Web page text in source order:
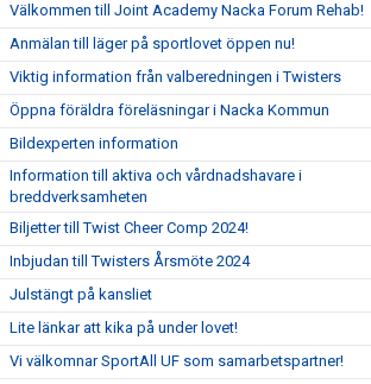
Välkommen till Joint Academy Nacka Forum Rehab!
Anmälan till läger på sportlovet öppen nu!
Viktig information från valberedningen i Twisters
Öppna föräldra föreläsningar i Nacka Kommun
Bildexperten information
Information till aktiva och vårdnadshavare i
breddverksamheten
Biljetter till Twist Cheer Comp 2024!
Inbjudan till Twisters Årsmöte 2024
Julstängt på kansliet
Lite länkar att kika på under lovet!
Vi välkomnar SportAll UF som samarbetspartner!